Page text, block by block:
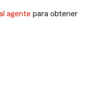
agente para obtener